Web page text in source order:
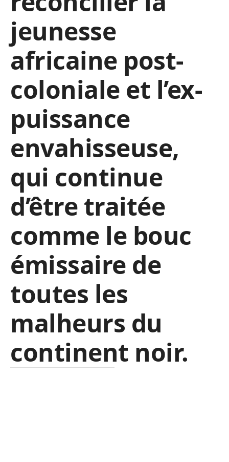
jeunesse
africaine post-
coloniale et l’ex-
puissance
envahisseuse,
qui continue
d’être traitée
comme le bouc
émissaire de
toutes les
malheurs du
continent noir.